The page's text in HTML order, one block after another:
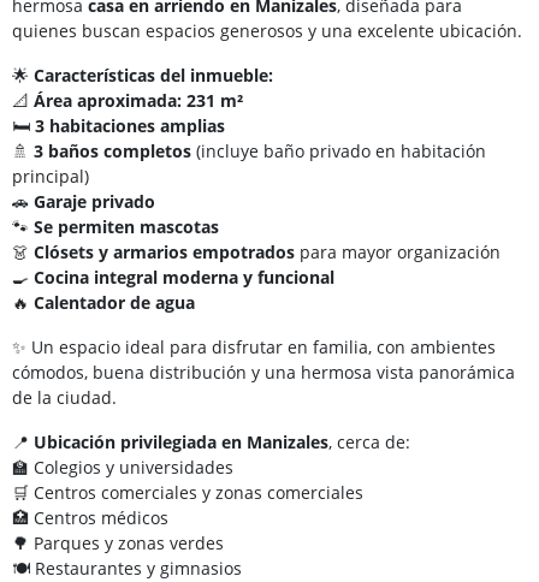
hermosa casa en arriendo en Manizales, diseñada para
quienes buscan espacios generosos y una excelente ubicación.
🌟 Características del inmueble:
📐 Área aproximada: 231 m²
🛏️ 3 habitaciones amplias
🚿 3 baños completos (incluye baño privado en habitación
principal)
🚗 Garaje privado
🐾 Se permiten mascotas
👗 Clósets y armarios empotrados para mayor organización
🍳 Cocina integral moderna y funcional
🔥 Calentador de agua
✨ Un espacio ideal para disfrutar en familia, con ambientes
cómodos, buena distribución y una hermosa vista panorámica
de la ciudad.
📍 Ubicación privilegiada en Manizales, cerca de:
🏫 Colegios y universidades
🛒 Centros comerciales y zonas comerciales
🏥 Centros médicos
🌳 Parques y zonas verdes
🍽️ Restaurantes y gimnasios